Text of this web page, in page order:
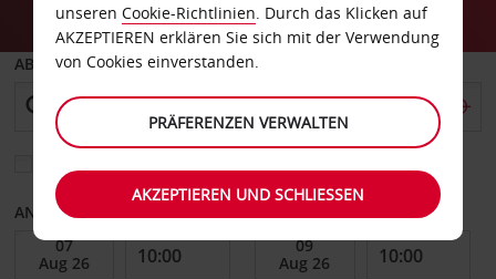
ABHOLEN VON
ANFANGSDATUM
unseren Cookie-Richtlinien. Durch das Klicken auf
AKZEPTIEREN erklären Sie sich mit der Verwendung
von Cookies einverstanden.
PRÄFERENZEN VERWALTEN
AKZEPTIEREN UND SCHLIESSEN